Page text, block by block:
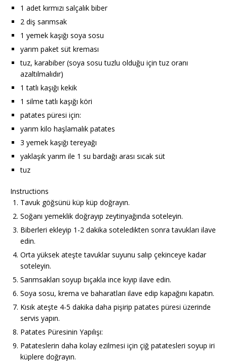
1 adet kırmızı salçalık biber
2 diş sarımsak
1 yemek kaşığı soya sosu
yarım paket süt kreması
tuz, karabiber (soya sosu tuzlu olduğu için tuz oranı
azaltılmalıdır)
1 tatlı kaşığı kekik
1 silme tatlı kaşığı köri
patates püresi için:
yarım kilo haşlamalık patates
3 yemek kaşığı tereyağı
yaklaşık yarım ile 1 su bardağı arası sıcak süt
tuz
Instructions
Tavuk göğsünü küp küp doğrayın.
Soğanı yemeklik doğrayıp zeytinyağında soteleyin.
Biberleri ekleyip 1-2 dakika soteledikten sonra tavukları ilave
edin.
Orta yüksek ateşte tavuklar suyunu salıp çekinceye kadar
soteleyin.
Sarımsakları soyup bıçakla ince kıyıp ilave edin.
Soya sosu, krema ve baharatları ilave edip kapağını kapatın.
Kısık ateşte 4-5 dakika daha pişirip patates püresi üzerinde
servis yapın.
Patates Püresinin Yapılışı:
Patateslerin daha kolay ezilmesi için çiğ patatesleri soyup iri
küplere doğrayın.